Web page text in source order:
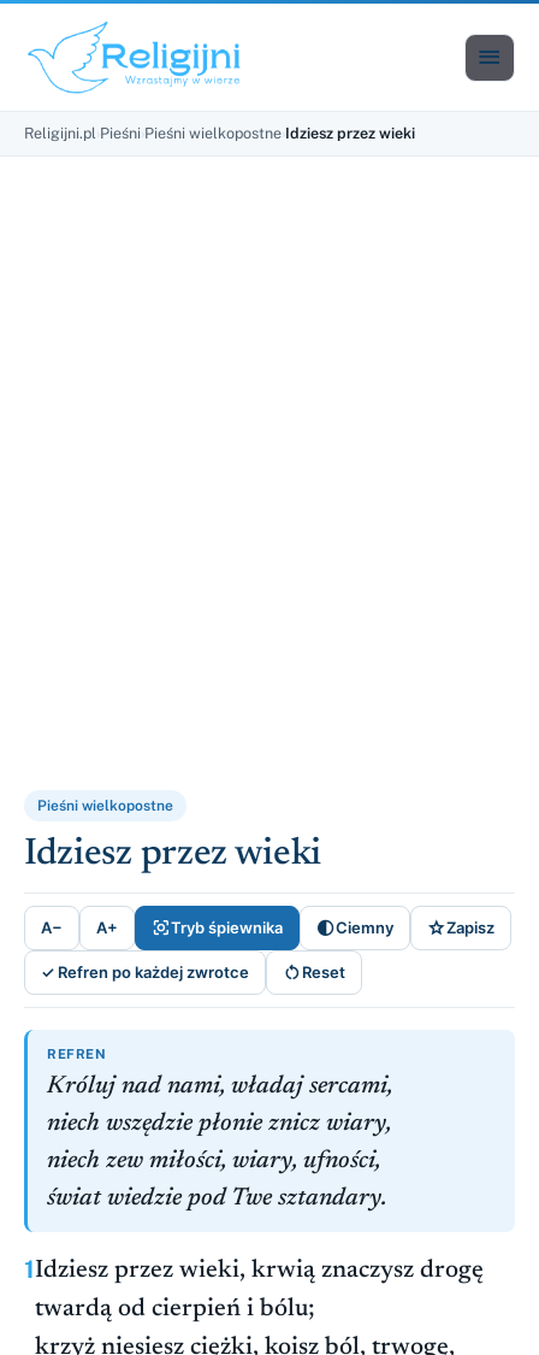

Religijni.pl›Pieśni›Pieśni wielkopostne›Idziesz przez wieki
Pieśni wielkopostne
Idziesz przez wieki
A− A+ Tryb śpiewnika Ciemny Zapisz
✓ Refren po każdej zwrotce Reset
REFREN
Króluj nad nami, władaj sercami,
niech wszędzie płonie znicz wiary,
niech zew miłości, wiary, ufności,
świat wiedzie pod Twe sztandary.
1Idziesz przez wieki, krwią znaczysz drogę
twardą od cierpień i bólu;
krzyż niesiesz ciężki, koisz ból, trwogę,